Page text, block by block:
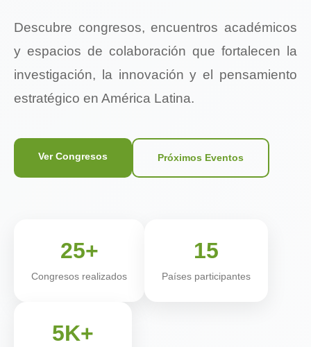
Descubre congresos, encuentros académicos
y espacios de colaboración que fortalecen la
investigación, la innovación y el pensamiento
estratégico en América Latina.
Ver Congresos Próximos Eventos
25+
Congresos realizados
15
Países participantes
5K+